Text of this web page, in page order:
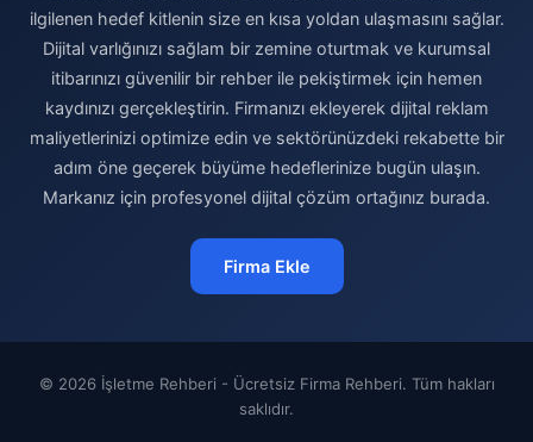
ilgilenen hedef kitlenin size en kısa yoldan ulaşmasını sağlar.
Dijital varlığınızı sağlam bir zemine oturtmak ve kurumsal
itibarınızı güvenilir bir rehber ile pekiştirmek için hemen
kaydınızı gerçekleştirin. Firmanızı ekleyerek dijital reklam
maliyetlerinizi optimize edin ve sektörünüzdeki rekabette bir
adım öne geçerek büyüme hedeflerinize bugün ulaşın.
Markanız için profesyonel dijital çözüm ortağınız burada.
Firma Ekle
© 2026 İşletme Rehberi - Ücretsiz Firma Rehberi. Tüm hakları
saklıdır.